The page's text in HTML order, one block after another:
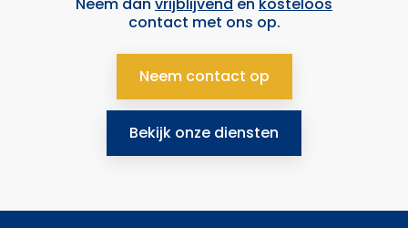
contact met ons op.
Neem contact op
Bekijk onze diensten